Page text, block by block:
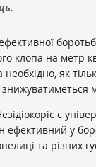
клопа на метр
необхідно, як
знижуватиметься
є
ефективний у
та різних